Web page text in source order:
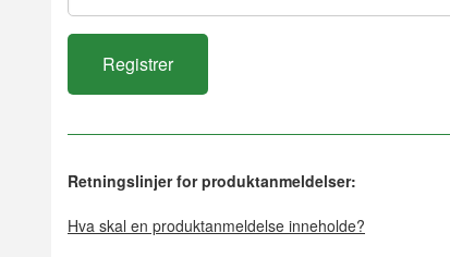
Retningslinjer for produktanmeldelser:
Hva skal en produktanmeldelse inneholde?